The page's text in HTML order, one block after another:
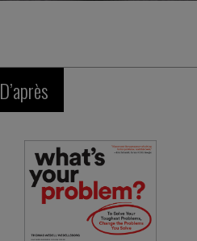
D’après